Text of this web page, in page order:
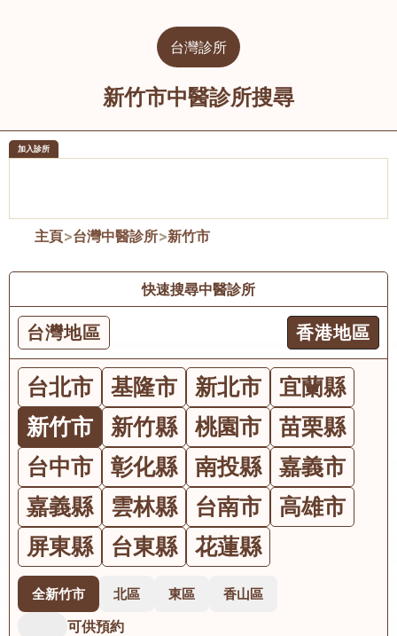
台灣診所
新竹市中醫診所搜尋
加入診所
主頁>台灣中醫診所>新竹市
快速搜尋中醫診所
香港地區
台灣地區
台北市 基隆市 新北市
宜蘭縣
新竹市
新竹縣 桃園市
苗栗縣
台中市
彰化縣 南投縣
嘉義市
嘉義縣
雲林縣 台南市
高雄市
屏東縣
台東縣 花蓮縣
全新竹市 北區 東區 香山區
可供預約